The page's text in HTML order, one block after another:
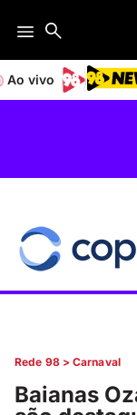
Ao vivo
Rede 98>Carnaval
Baianas